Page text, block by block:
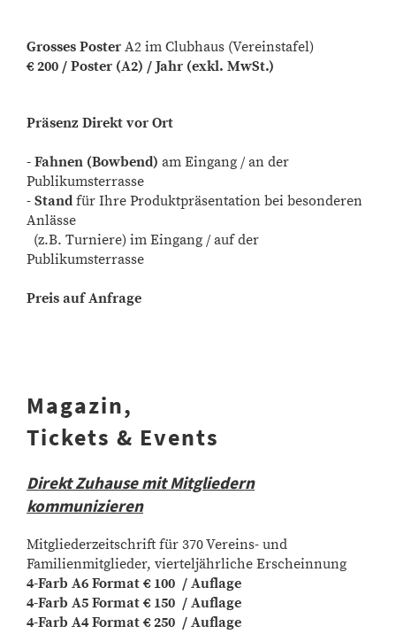
Grosses Poster A2 im Clubhaus (Vereinstafel)
€ 200 / Poster (A2) / Jahr (exkl. MwSt.)
Präsenz Direkt vor Ort
- Fahnen (Bowbend) am Eingang / an der
Publikumsterrasse
- Stand für Ihre Produktpräsentation bei besonderen
Anlässe
(z.B. Turniere) im Eingang / auf der
Publikumsterrasse
Preis auf Anfrage
Magazin,
Tickets & Events
Direkt Zuhause mit Mitgliedern
kommunizieren
Mitgliederzeitschrift für 370 Vereins- und
Familienmitglieder, vierteljährliche Erscheinnung
4-Farb A6 Format € 100 / Auflage
4-Farb A5 Format € 150 / Auflage
4-Farb A4 Format € 250 / Auflage